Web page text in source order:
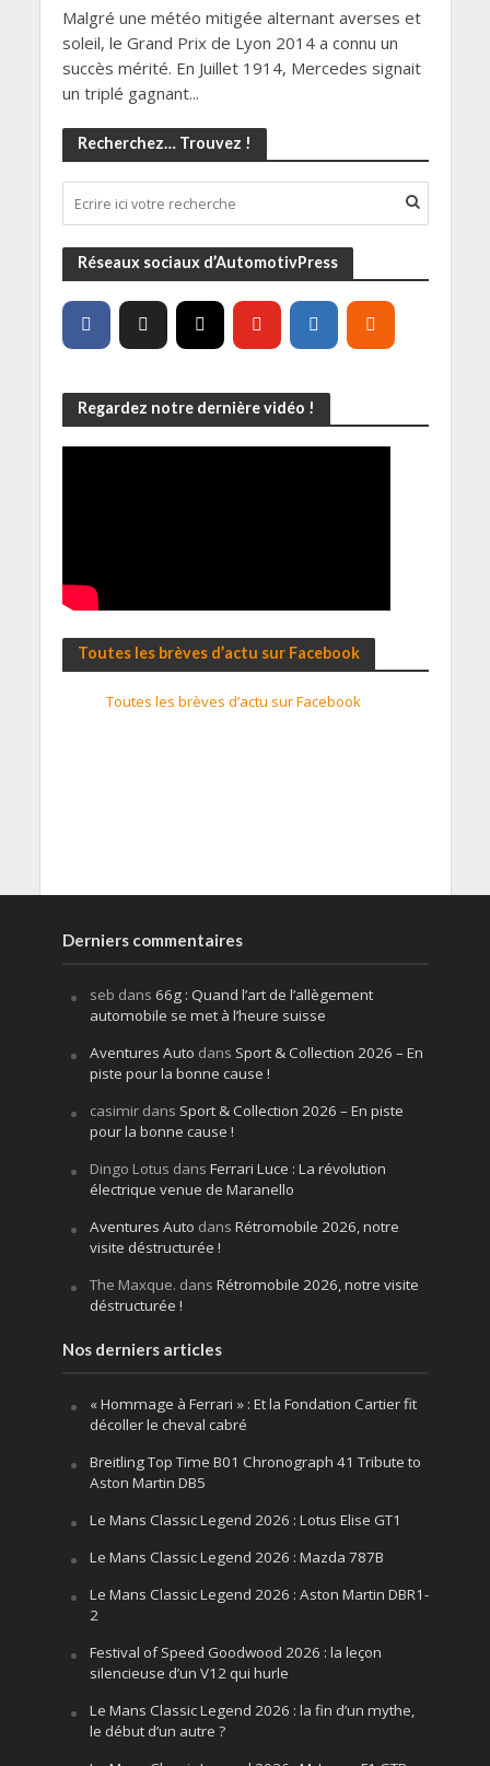
Malgré une météo mitigée alternant averses et
soleil, le Grand Prix de Lyon 2014 a connu un
succès mérité. En Juillet 1914, Mercedes signait
un triplé gagnant...
Recherchez… Trouvez !
Réseaux sociaux d’AutomotivPress
Regardez notre dernière vidéo !
Toutes les brèves d’actu sur Facebook
Toutes les brèves d’actu sur Facebook
Derniers commentaires
seb dans 66g : Quand l’art de l’allègement
automobile se met à l’heure suisse
Aventures Auto dans Sport & Collection 2026 – En
piste pour la bonne cause !
casimirdans Sport & Collection 2026 – En piste
pour la bonne cause !
Dingo Lotus dans Ferrari Luce : La révolution
électrique venue de Maranello
Aventures Auto dans Rétromobile 2026, notre
visite déstructurée !
The Maxque. dans Rétromobile 2026, notre visite
déstructurée !
Nos derniers articles
« Hommage à Ferrari » : Et la Fondation Cartier fit
décoller le cheval cabré
Breitling Top Time B01 Chronograph 41 Tribute to
Aston Martin DB5
Le Mans Classic Legend 2026 : Lotus Elise GT1
Le Mans Classic Legend 2026 : Mazda 787B
Le Mans Classic Legend 2026 : Aston Martin DBR1-
2
Festival of Speed Goodwood 2026 : la leçon
silencieuse d’un V12 qui hurle
Le Mans Classic Legend 2026 : la fin d’un mythe,
le début d’un autre ?